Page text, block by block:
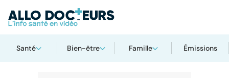
Santé Bien-être Famille Émissions